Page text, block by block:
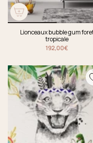
Lionceaux bubble gum
tropicale
192,00€